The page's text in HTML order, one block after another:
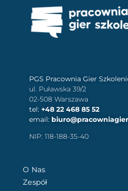
PGS Pracownia Gier
ul. Puławska 39/2
02-508 Warszawa
tel: +48 22 468 85 52
email:
NIP: 118-188-35-40
O Nas
Zespół